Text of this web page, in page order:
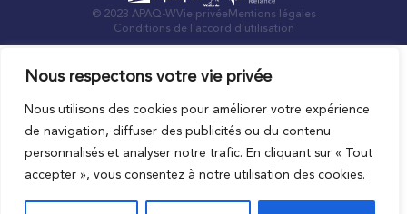
Nous respectons votre vie privée
Nous utilisons des cookies pour améliorer votre expérience
de navigation, diffuser des publicités ou du contenu
personnalisés et analyser notre trafic. En cliquant sur « Tout
accepter », vous consentez à notre utilisation des cookies.
© 2023 APAQ-WVie privée Mentions légales
Conditions de l’accord d’utilisation